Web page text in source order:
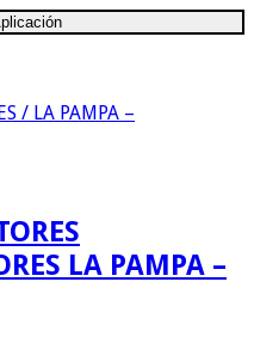
/ LA PAMPA –
LA PAMPA –